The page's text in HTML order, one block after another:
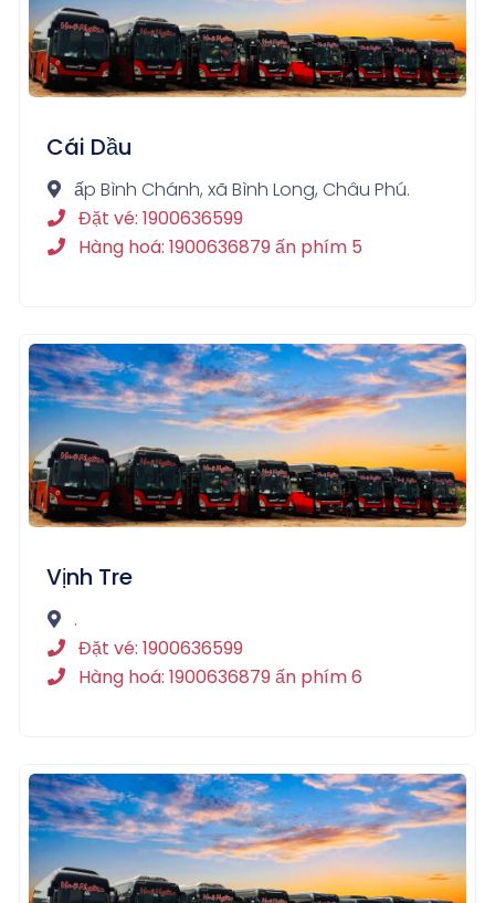
Cái Dầu
ấp Bình Chánh, xã Bình Long, Châu Phú.
Đặt vé: 1900636599
Hàng hoá: 1900636879 ấn phím 5
Vịnh Tre
.
Đặt vé: 1900636599
Hàng hoá: 1900636879 ấn phím 6